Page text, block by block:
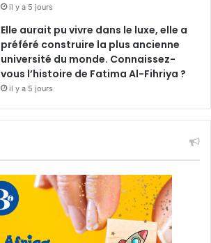
il y a 5 jours
Elle aurait pu vivre dans le luxe, elle a
préféré construire la plus ancienne
université du monde. Connaissez-
vous l’histoire de Fatima Al-Fihriya ?
il y a 5 jours